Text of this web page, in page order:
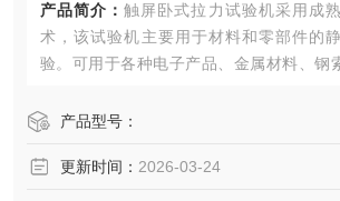
产品简介： 触屏卧式拉力试验机采用成
术，该试验机主要用于材料和零部件的
验。可用于各种电子产品、金属材料、钢
域。产品型号：
更新时间： 2026-03-24